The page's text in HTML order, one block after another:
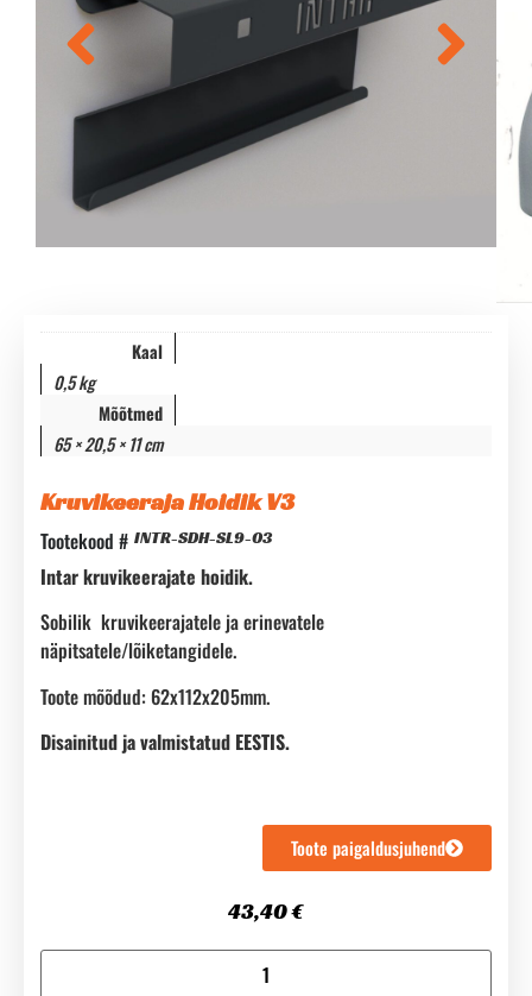
Kaal
0,5 kg
Mõõtmed
65 × 20,5 × 11 cm
Kruvikeeraja Hoidik V3
Tootekood # INTR-SDH-SL9-03
Intar kruvikeerajate hoidik.
Sobilik kruvikeerajatele ja erinevatele
näpitsatele/lõiketangidele.
Toote mõõdud: 62x112x205mm.
Disainitud ja valmistatud EESTIS.
Toote paigaldusjuhend
43,40€